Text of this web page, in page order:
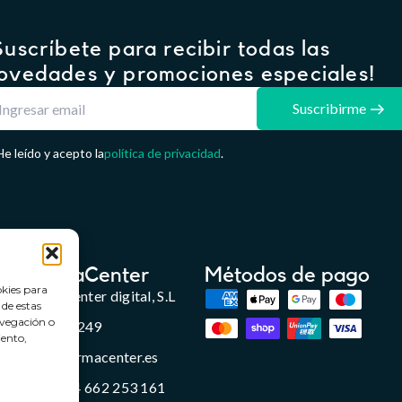
para
estas
o
para recibir todas las
y promociones especiales!
Suscribirme
leído y acepto lapolítica de privacidad.
FarmaCenter
Farmacenter digital, S.L
B24836249
info@farmacenter.es
Telf. +34 662 253 161
Métodos de pago